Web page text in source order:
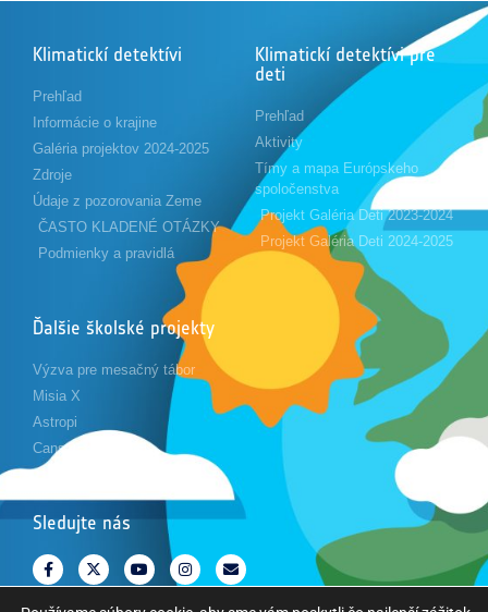
Klimatickí detektívi
Prehľad
Informácie o krajine
Galéria projektov 2024-2025
Zdroje
Údaje z pozorovania Zeme
ČASTO KLADENÉ OTÁZKY
Podmienky a pravidlá
Klimatickí detektívi pre
deti
Prehľad
Aktivity
Tímy a mapa Európskeho
spoločenstva
Projekt Galéria Deti 2023-2024
Projekt Galéria Deti 2024-2025
Ďalšie školské projekty
Výzva pre mesačný tábor
Misia X
Astropi
Cansat
Sledujte nás